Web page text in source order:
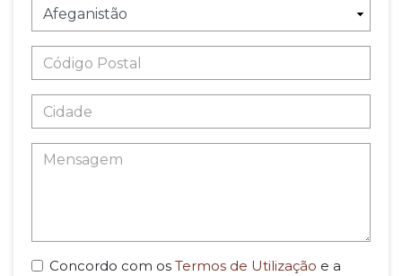
Concordo com os Termos de Utilização e a